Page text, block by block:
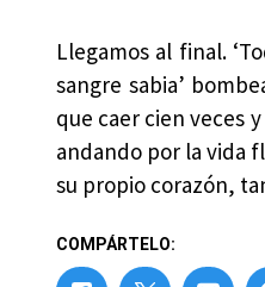
Llegamos al final.
sangre sabia’
que caer cien veces
andando por la vida
su propio corazón,
COMPÁRTELO: